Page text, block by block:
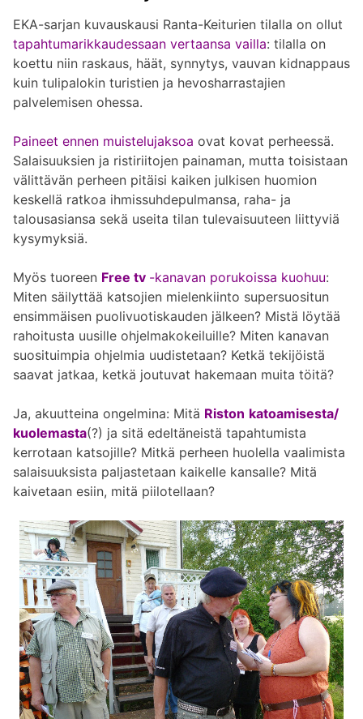
EKA-sarjan kuvauskausi Ranta-Keiturien tilalla on ollut
tapahtumarikkaudessaan vertaansa vailla: tilalla on
koettu niin raskaus, häät, synnytys, vauvan kidnappaus
kuin tulipalokin turistien ja hevosharrastajien
palvelemisen ohessa.
Paineet ennen muistelujaksoa ovat kovat perheessä.
Salaisuuksien ja ristiriitojen painaman, mutta toisistaan
välittävän perheen pitäisi kaiken julkisen huomion
keskellä ratkoa ihmissuhdepulmansa, raha- ja
talousasiansa sekä useita tilan tulevaisuuteen liittyviä
kysymyksiä.
Myös tuoreen Free tv -kanavan porukoissa kuohuu:
Miten säilyttää katsojien mielenkiinto supersuositun
ensimmäisen puolivuotiskauden jälkeen? Mistä löytää
rahoitusta uusille ohjelmakokeiluille? Miten kanavan
suosituimpia ohjelmia uudistetaan? Ketkä tekijöistä
saavat jatkaa, ketkä joutuvat hakemaan muita töitä?
Ja, akuutteina ongelmina: Mitä Riston katoamisesta/
kuolemasta(?) ja sitä edeltäneistä tapahtumista
kerrotaan katsojille? Mitkä perheen huolella vaalimista
salaisuuksista paljastetaan kaikelle kansalle? Mitä
kaivetaan esiin, mitä piilotellaan?